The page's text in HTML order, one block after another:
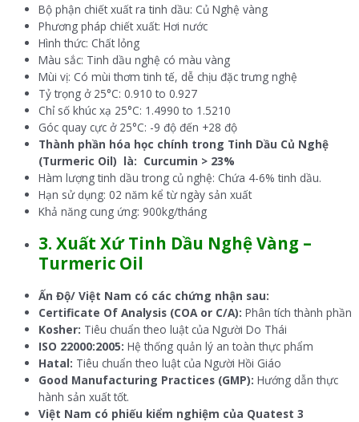
Bộ phận chiết xuất ra tinh dầu: Củ Nghệ vàng
Phương pháp chiết xuất: Hơi nước
Hình thức: Chất lỏng
Màu sắc: Tinh dầu nghệ có màu vàng
Mùi vị: Có mùi thơm tinh tế, dễ chịu đặc trưng nghệ
Tỷ trọng ở 25°C: 0.910 to 0.927
Chỉ số khúc xạ 25°C: 1.4990 to 1.5210
Góc quay cực ở 25°C: -9 độ đến +28 độ
Thành phần hóa học chính trong Tinh Dầu Củ Nghệ
(Turmeric Oil) là: Curcumin > 23%
Hàm lượng tinh dầu trong củ nghệ: Chứa 4-6% tinh dầu.
Hạn sử dụng: 02 năm kể từ ngày sản xuất
Khả năng cung ứng: 900kg/tháng
3. Xuất XứTinh Dầu Nghệ Vàng –
Turmeric Oil
Ấn Độ/ Việt Nam có các chứng nhận sau:
Certificate Of Analysis (COA or C/A): Phân tích thành phần
Kosher: Tiêu chuẩn theo luật của Người Do Thái
ISO 22000:2005: Hệ thống quản lý an toàn thực phẩm
Hatal: Tiêu chuẩn theo luật của Người Hồi Giáo
Good Manufacturing Practices (GMP): Hướng dẫn thực
hành sản xuất tốt.
Việt Nam có phiếu kiểm nghiệm của Quatest 3